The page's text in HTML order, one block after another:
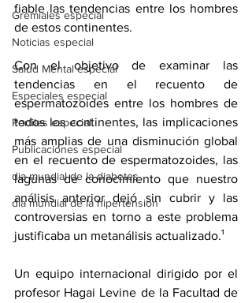
Gremiales especial
Noticias especial
Salud Mental especial
Especiales especial
Perfiles especial
Publicaciones especial
dia mundial de la diabetes
dia mundial de la hipertension
fiable las tendencias entre los hombres
de estos continentes.
Con el objetivo de examinar las
tendencias en el recuento de
espermatozoides entre los hombres de
todos los continentes, las implicaciones
más amplias de una disminución global
en el recuento de espermatozoides, las
lagunas de conocimiento que nuestro
análisis anterior dejó sin cubrir y las
controversias en torno a este problema
justificaba un metanálisis actualizado.¹
Un equipo internacional dirigido por el
profesor Hagai Levine de la Facultad de